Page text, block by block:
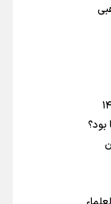
بود؟